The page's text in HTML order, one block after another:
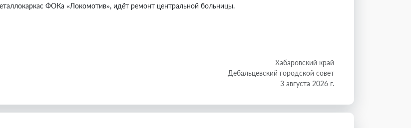
ФОКа «Локомотив», идёт ремонт центральной больницы.
Хабаровский край
Дебальцевский городской совет
3 августа 2026 г.